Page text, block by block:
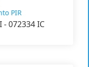
PIR
- 072334 IC